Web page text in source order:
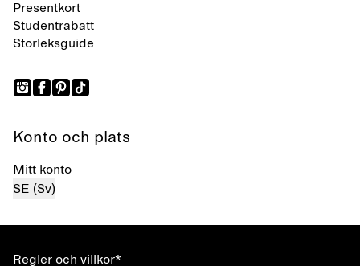
Presentkort
Studentrabatt
Storleksguide
Konto och plats
Mitt konto
SE (Sv)
Regler och villkor*